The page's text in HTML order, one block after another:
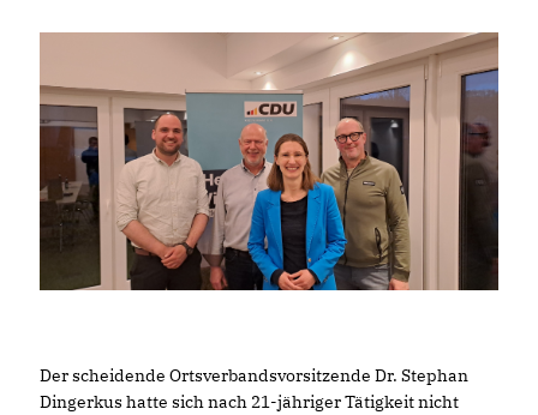
Der scheidende Ortsverbandsvorsitzende Dr. Stephan
Dingerkus hatte sich nach 21-jähriger Tätigkeit nicht